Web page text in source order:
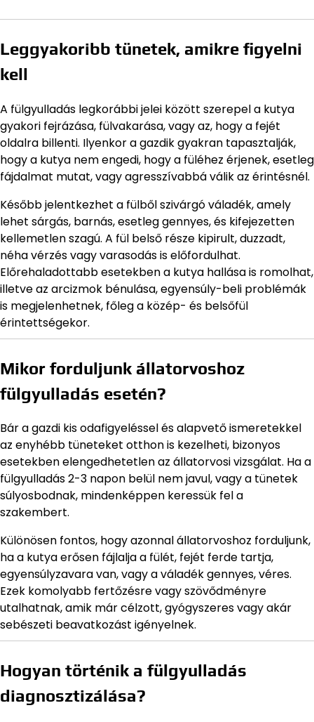
Leggyakoribb tünetek, amikre figyelni
kell
A fülgyulladás legkorábbi jelei között szerepel a kutya
gyakori fejrázása, fülvakarása, vagy az, hogy a fejét
oldalra billenti. Ilyenkor a gazdik gyakran tapasztalják,
hogy a kutya nem engedi, hogy a füléhez érjenek, esetleg
fájdalmat mutat, vagy agresszívabbá válik az érintésnél.
Később jelentkezhet a fülből szivárgó váladék, amely
lehet sárgás, barnás, esetleg gennyes, és kifejezetten
kellemetlen szagú. A fül belső része kipirult, duzzadt,
néha vérzés vagy varasodás is előfordulhat.
Előrehaladottabb esetekben a kutya hallása is romolhat,
illetve az arcizmok bénulása, egyensúly-beli problémák
is megjelenhetnek, főleg a közép- és belsőfül
érintettségekor.
Mikor forduljunk állatorvoshoz
fülgyulladás esetén?
Bár a gazdi kis odafigyeléssel és alapvető ismeretekkel
az enyhébb tüneteket otthon is kezelheti, bizonyos
esetekben elengedhetetlen az állatorvosi vizsgálat. Ha a
fülgyulladás 2-3 napon belül nem javul, vagy a tünetek
súlyosbodnak, mindenképpen keressük fel a
szakembert.
Különösen fontos, hogy azonnal állatorvoshoz forduljunk,
ha a kutya erősen fájlalja a fülét, fejét ferde tartja,
egyensúlyzavara van, vagy a váladék gennyes, véres.
Ezek komolyabb fertőzésre vagy szövődményre
utalhatnak, amik már célzott, gyógyszeres vagy akár
sebészeti beavatkozást igényelnek.
Hogyan történik a fülgyulladás
diagnosztizálása?